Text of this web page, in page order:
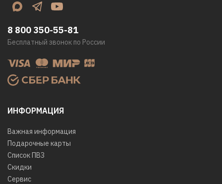
ИНФОРМАЦИЯ
Важная информация
Подарочные карты
Список ПВЗ
Скидки
Сервис
8 800 350-55-81
Бесплатный звонок по России